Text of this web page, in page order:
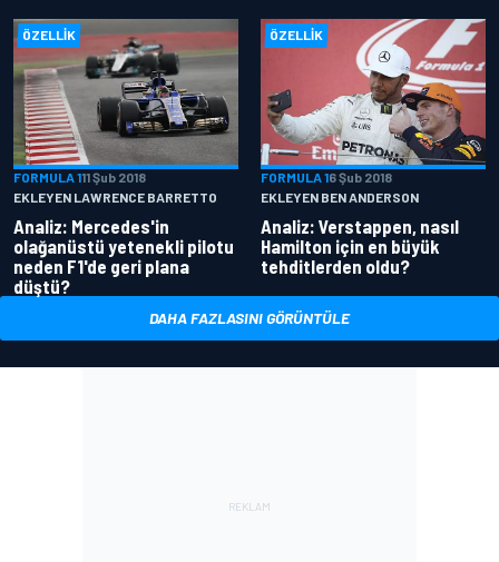
ÖZELLIK
FORMULA 111 Şub 2018
EKLEYEN LAWRENCE BARRETTO
Analiz: Mercedes'in
olağanüstü yetenekli pilotu
neden F1'de geri plana
düştü?
ÖZELLIK
FORMULA 16 Şub 2018
EKLEYEN BEN ANDERSON
Analiz: Verstappen, nasıl
Hamilton için en büyük
tehditlerden oldu?
DAHA FAZLASINI GÖRÜNTÜLE